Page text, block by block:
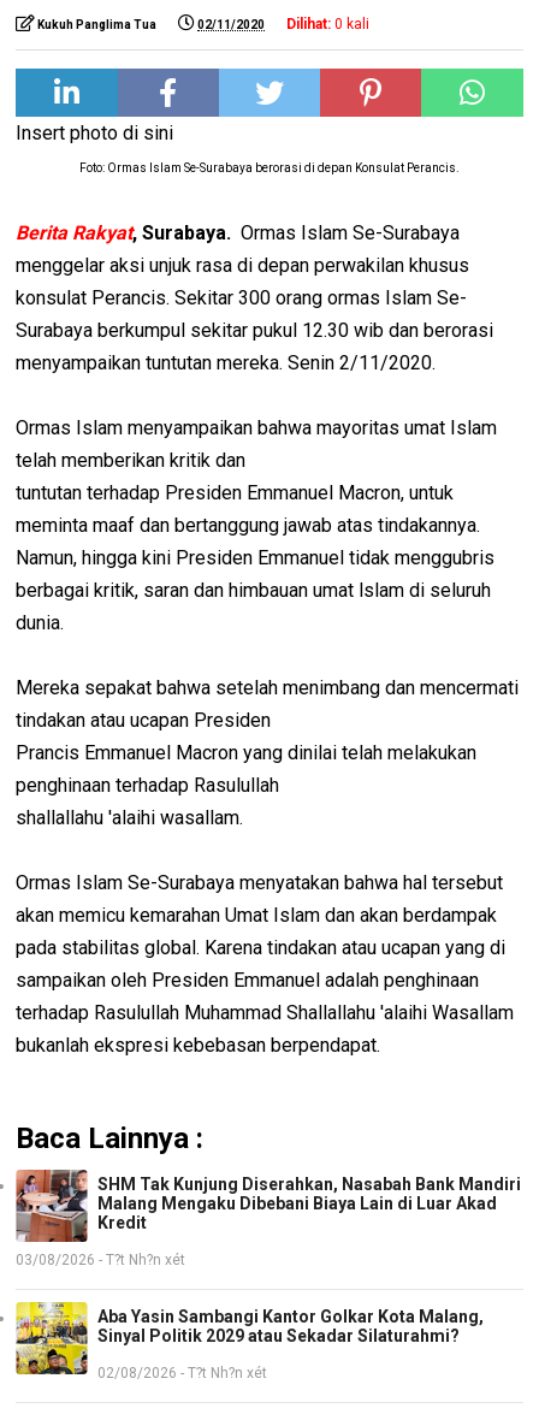
Kukuh Panglima Tua 02/11/2020 Dilihat: 0 kali
Insert photo di sini
Foto: Ormas Islam Se-Surabaya berorasi di depan Konsulat Perancis.
Berita Rakyat, Surabaya. Ormas Islam Se-Surabaya
menggelar aksi unjuk rasa di depan perwakilan khusus
konsulat Perancis. Sekitar 300 orang ormas Islam Se-
Surabaya berkumpul sekitar pukul 12.30 wib dan berorasi
menyampaikan tuntutan mereka. Senin 2/11/2020.
Ormas Islam menyampaikan bahwa mayoritas umat Islam
telah memberikan kritik dan
tuntutan terhadap Presiden Emmanuel Macron, untuk
meminta maaf dan bertanggung jawab atas tindakannya.
Namun, hingga kini Presiden Emmanuel tidak menggubris
berbagai kritik, saran dan himbauan umat lslam di seluruh
dunia.
Mereka sepakat bahwa setelah menimbang dan mencermati
tindakan atau ucapan Presiden
Prancis Emmanuel Macron yang dinilai telah melakukan
penghinaan terhadap Rasulullah
shallallahu 'alaihi wasallam.
Ormas Islam Se-Surabaya menyatakan bahwa hal tersebut
akan memicu kemarahan Umat Islam dan akan berdampak
pada stabilitas global. Karena tindakan atau ucapan yang di
sampaikan oleh Presiden Emmanuel adalah penghinaan
terhadap Rasulullah Muhammad Shallallahu 'alaihi Wasallam
bukanlah ekspresi kebebasan berpendapat.
Baca Lainnya :
SHM Tak Kunjung Diserahkan, Nasabah Bank Mandiri
Malang Mengaku Dibebani Biaya Lain di Luar Akad
Kredit
03/08/2026 - T?t Nh?n xét
Aba Yasin Sambangi Kantor Golkar Kota Malang,
Sinyal Politik 2029 atau Sekadar Silaturahmi?
02/08/2026 - T?t Nh?n xét